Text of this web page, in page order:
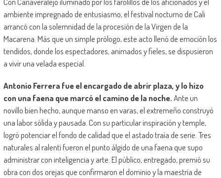
ambiente impregnado de entusiasmo, el festival nocturno de Cali
arrancó con la solemnidad de la procesión de la Virgen de la
Macarena. Más que un simple prólogo, este acto llenó de emoción los
tendidos, donde los espectadores, animados y fieles, se dispusieron
a vivir una velada especial.
Antonio Ferrera fue el encargado de abrir plaza, y lo hizo
con una faena que marcó el camino de la noche.Ante un
novillo bien hecho, aunque manso en varas, el extremeño construyó
una labor sólida y pausada. Con su particular inspiración y temple,
logró potenciar el fondo de calidad que el astado traía de serie. Tres
naturales al ralentí fueron el punto álgido de una faena que supo
administrar con inteligencia y arte. El público, entregado, premió su
obra con dos orejas que confirmaron el dominio y la maestría de